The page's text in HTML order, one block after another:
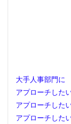
大手人事部門に
アプローチした
アプローチした
アプローチした